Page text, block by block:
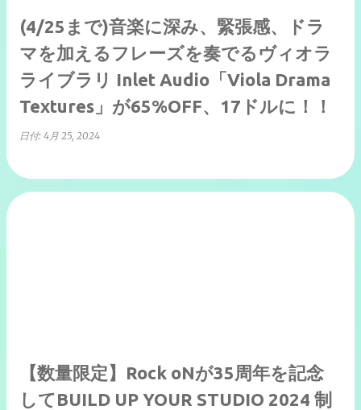
(4/25まで)音楽に深み、緊張感、ドラ
マを加えるフレーズを奏でるヴィオラ
ライブラリ Inlet Audio「Viola Drama
Textures」が65%OFF、17ドルに！！
日付: 4月 25, 2024
【数量限定】Rock oNが35周年を記念
してBUILD UP YOUR STUDIO 2024 制